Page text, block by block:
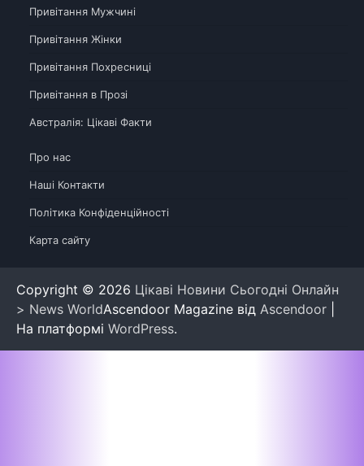
Привітання Мужчині
Привітання Жінки
Привітання Похресниці
Привітання в Прозі
Австралія: Цікаві Факти
Про нас
Наші Контакти
Політика Конфіденційності
Карта сайту
Copyright © 2026 Цікаві Новини Сьогодні Онлайн
> News WorldAscendoor Magazine від Ascendoor
На платформі WordPress.